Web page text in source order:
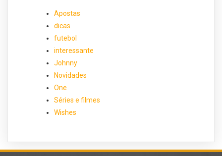
Apostas
dicas
futebol
interessante
Johnny
Novidades
One
Séries e filmes
Wishes